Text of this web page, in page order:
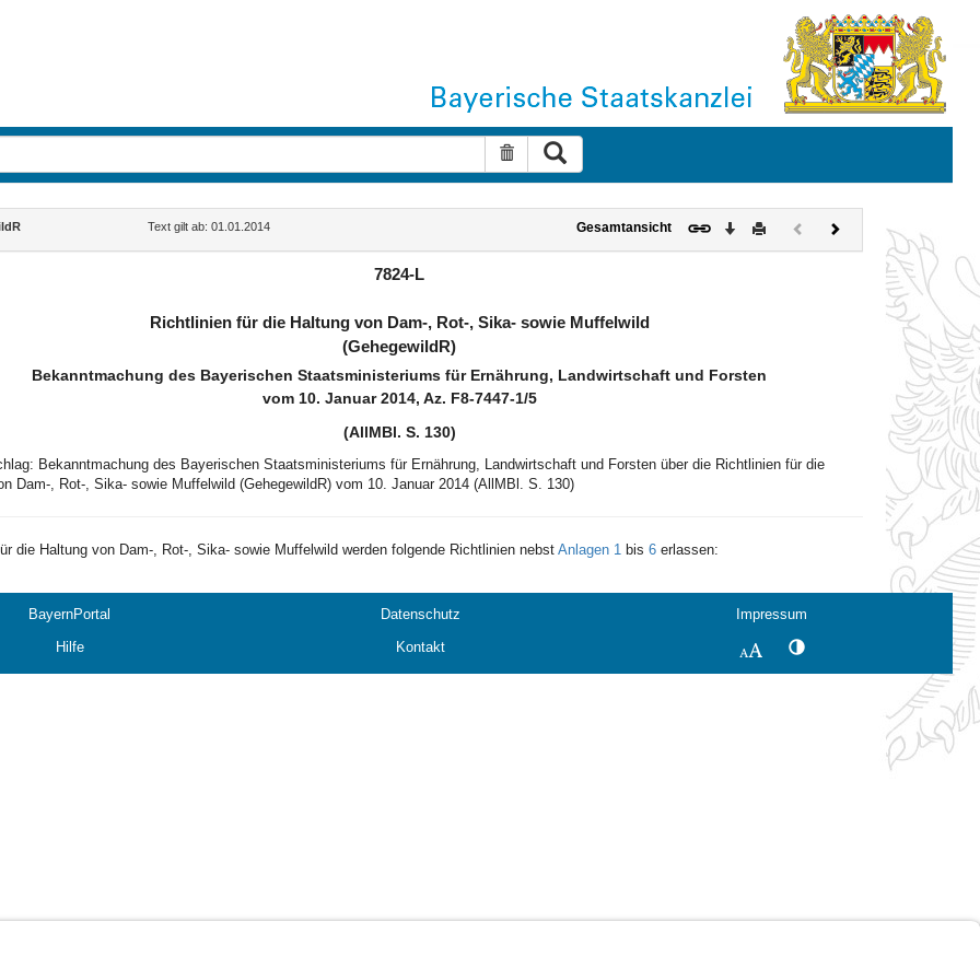
Suche zurücksetzen
Text gilt ab: 01.01.2014 Gesamtansicht Download
DruckenVorherigesNächstes
Dokument
7824-L
Richtlinien für die Haltung von Dam-, Rot-, Sika- sowie Muffelwild
(GehegewildR)
Bekanntmachung des Bayerischen Staatsministeriums für Ernährung, Landwirtschaft und Forsten
vom 10. Januar 2014, Az. F8-7447-1/5
(AllMBl. S. 130)
Bekanntmachung des Bayerischen Staatsministeriums für Ernährung, Landwirtschaft und Forsten über die Richtlinien für die
Dam-, Rot-, Sika- sowie Muffelwild (GehegewildR) vom 10. Januar 2014 (AllMBl. S. 130)
die Haltung von Dam-, Rot-, Sika- sowie Muffelwild werden folgende Richtlinien nebst Anlagen 1bis 6erlassen:
BayernPortal Datenschutz
Impressum
Hilfe Kontakt SchriftgrößeKontrastwechsel